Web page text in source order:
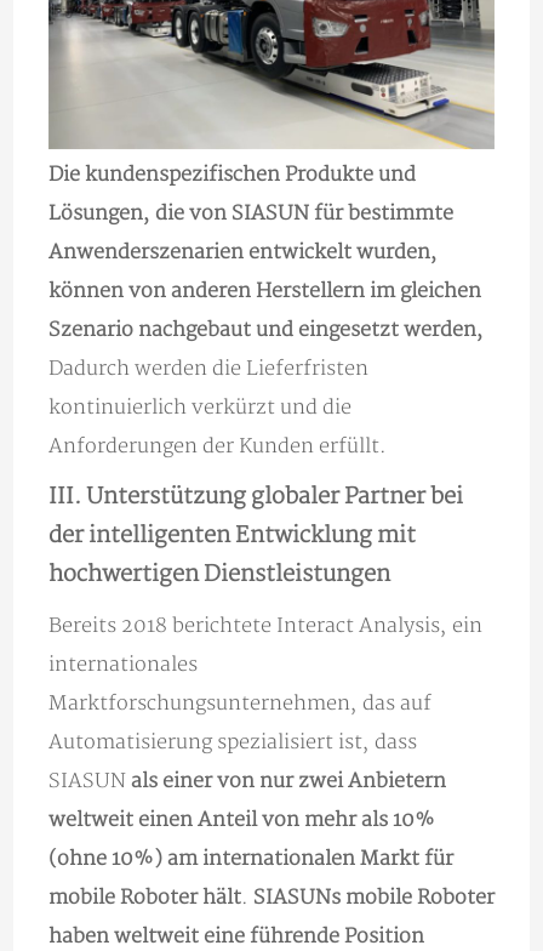
Die kundenspezifischen Produkte und
Lösungen, die von SIASUN für bestimmte
Anwenderszenarien entwickelt wurden,
können von anderen Herstellern im gleichen
Szenario nachgebaut und eingesetzt werden,
Dadurch werden die Lieferfristen
kontinuierlich verkürzt und die
Anforderungen der Kunden erfüllt.
III. Unterstützung globaler Partner bei
der intelligenten Entwicklung mit
hochwertigen Dienstleistungen
Bereits 2018 berichtete Interact Analysis, ein
internationales
Marktforschungsunternehmen, das auf
Automatisierung spezialisiert ist, dass
SIASUN als einer von nur zwei Anbietern
weltweit einen Anteil von mehr als 10%
(ohne 10%) am internationalen Markt für
mobile Roboter hält. SIASUNs mobile Roboter
haben weltweit eine führende Position